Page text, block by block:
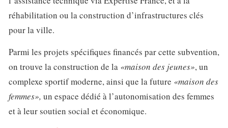
réhabilitation ou la construction d’infrastructures clés
pour la ville.
Parmi les projets spécifiques financés par cette subvention,
on trouve la construction de la «maison des jeunes», un
complexe sportif moderne, ainsi que la future «maison des
femmes», un espace dédié à l’autonomisation des femmes
et à leur soutien social et économique.